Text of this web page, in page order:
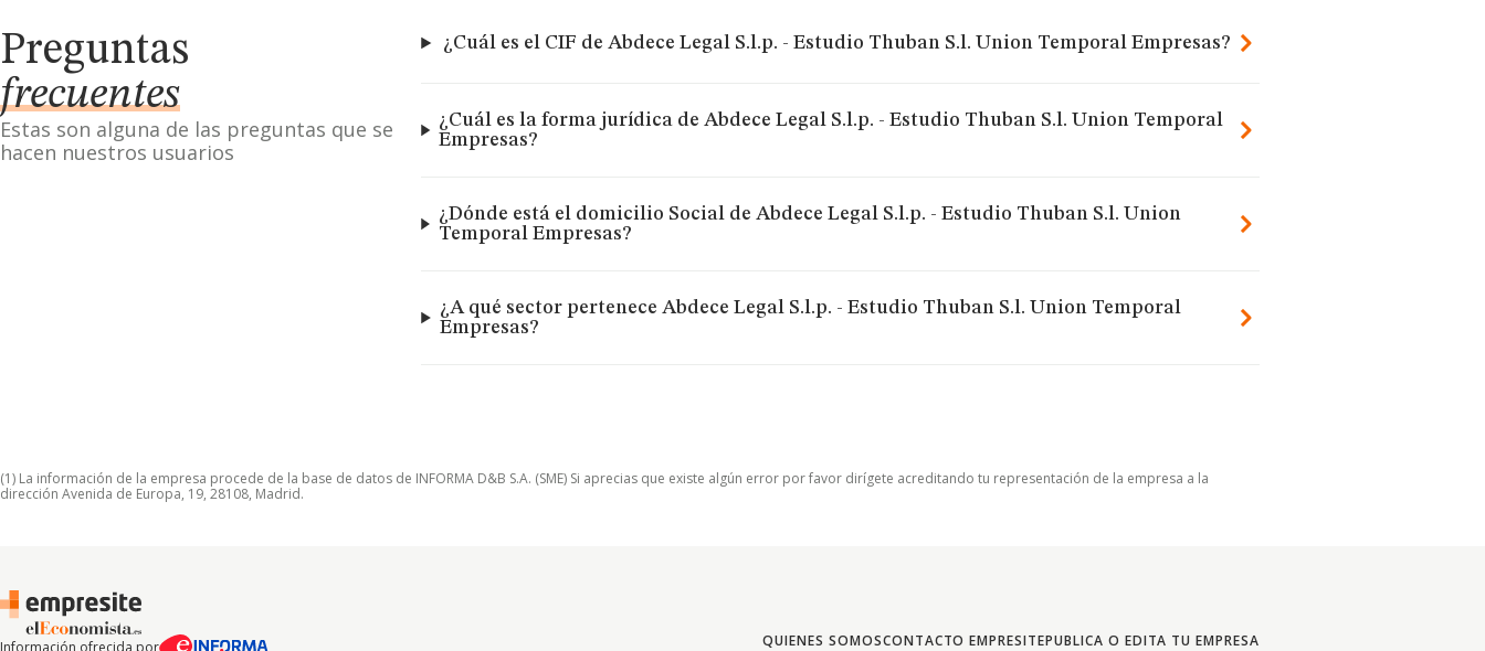
Preguntas
frecuentes
Estas son alguna de las preguntas que se
hacen nuestros usuarios
¿Cuál es el CIF de Abdece Legal S.l.p. - Estudio Thuban S.l. Union Temporal Empresas?
¿Cuál es la forma jurídica de Abdece Legal S.l.p. - Estudio Thuban S.l. Union Temporal
Empresas?
¿Dónde está el domicilio Social de Abdece Legal S.l.p. - Estudio Thuban S.l. Union
Temporal Empresas?
¿A qué sector pertenece Abdece Legal S.l.p. - Estudio Thuban S.l. Union Temporal
Empresas?
(1) La información de la empresa procede de la base de datos de INFORMA D&B S.A. (SME) Si aprecias que existe algún error por favor dirígete acreditando tu representación de la empresa a la
dirección Avenida de Europa, 19, 28108, Madrid.
Información ofrecida por QUIENES SOMOSCONTACTO EMPRESITEPUBLICA O EDITA TU EMPRESA